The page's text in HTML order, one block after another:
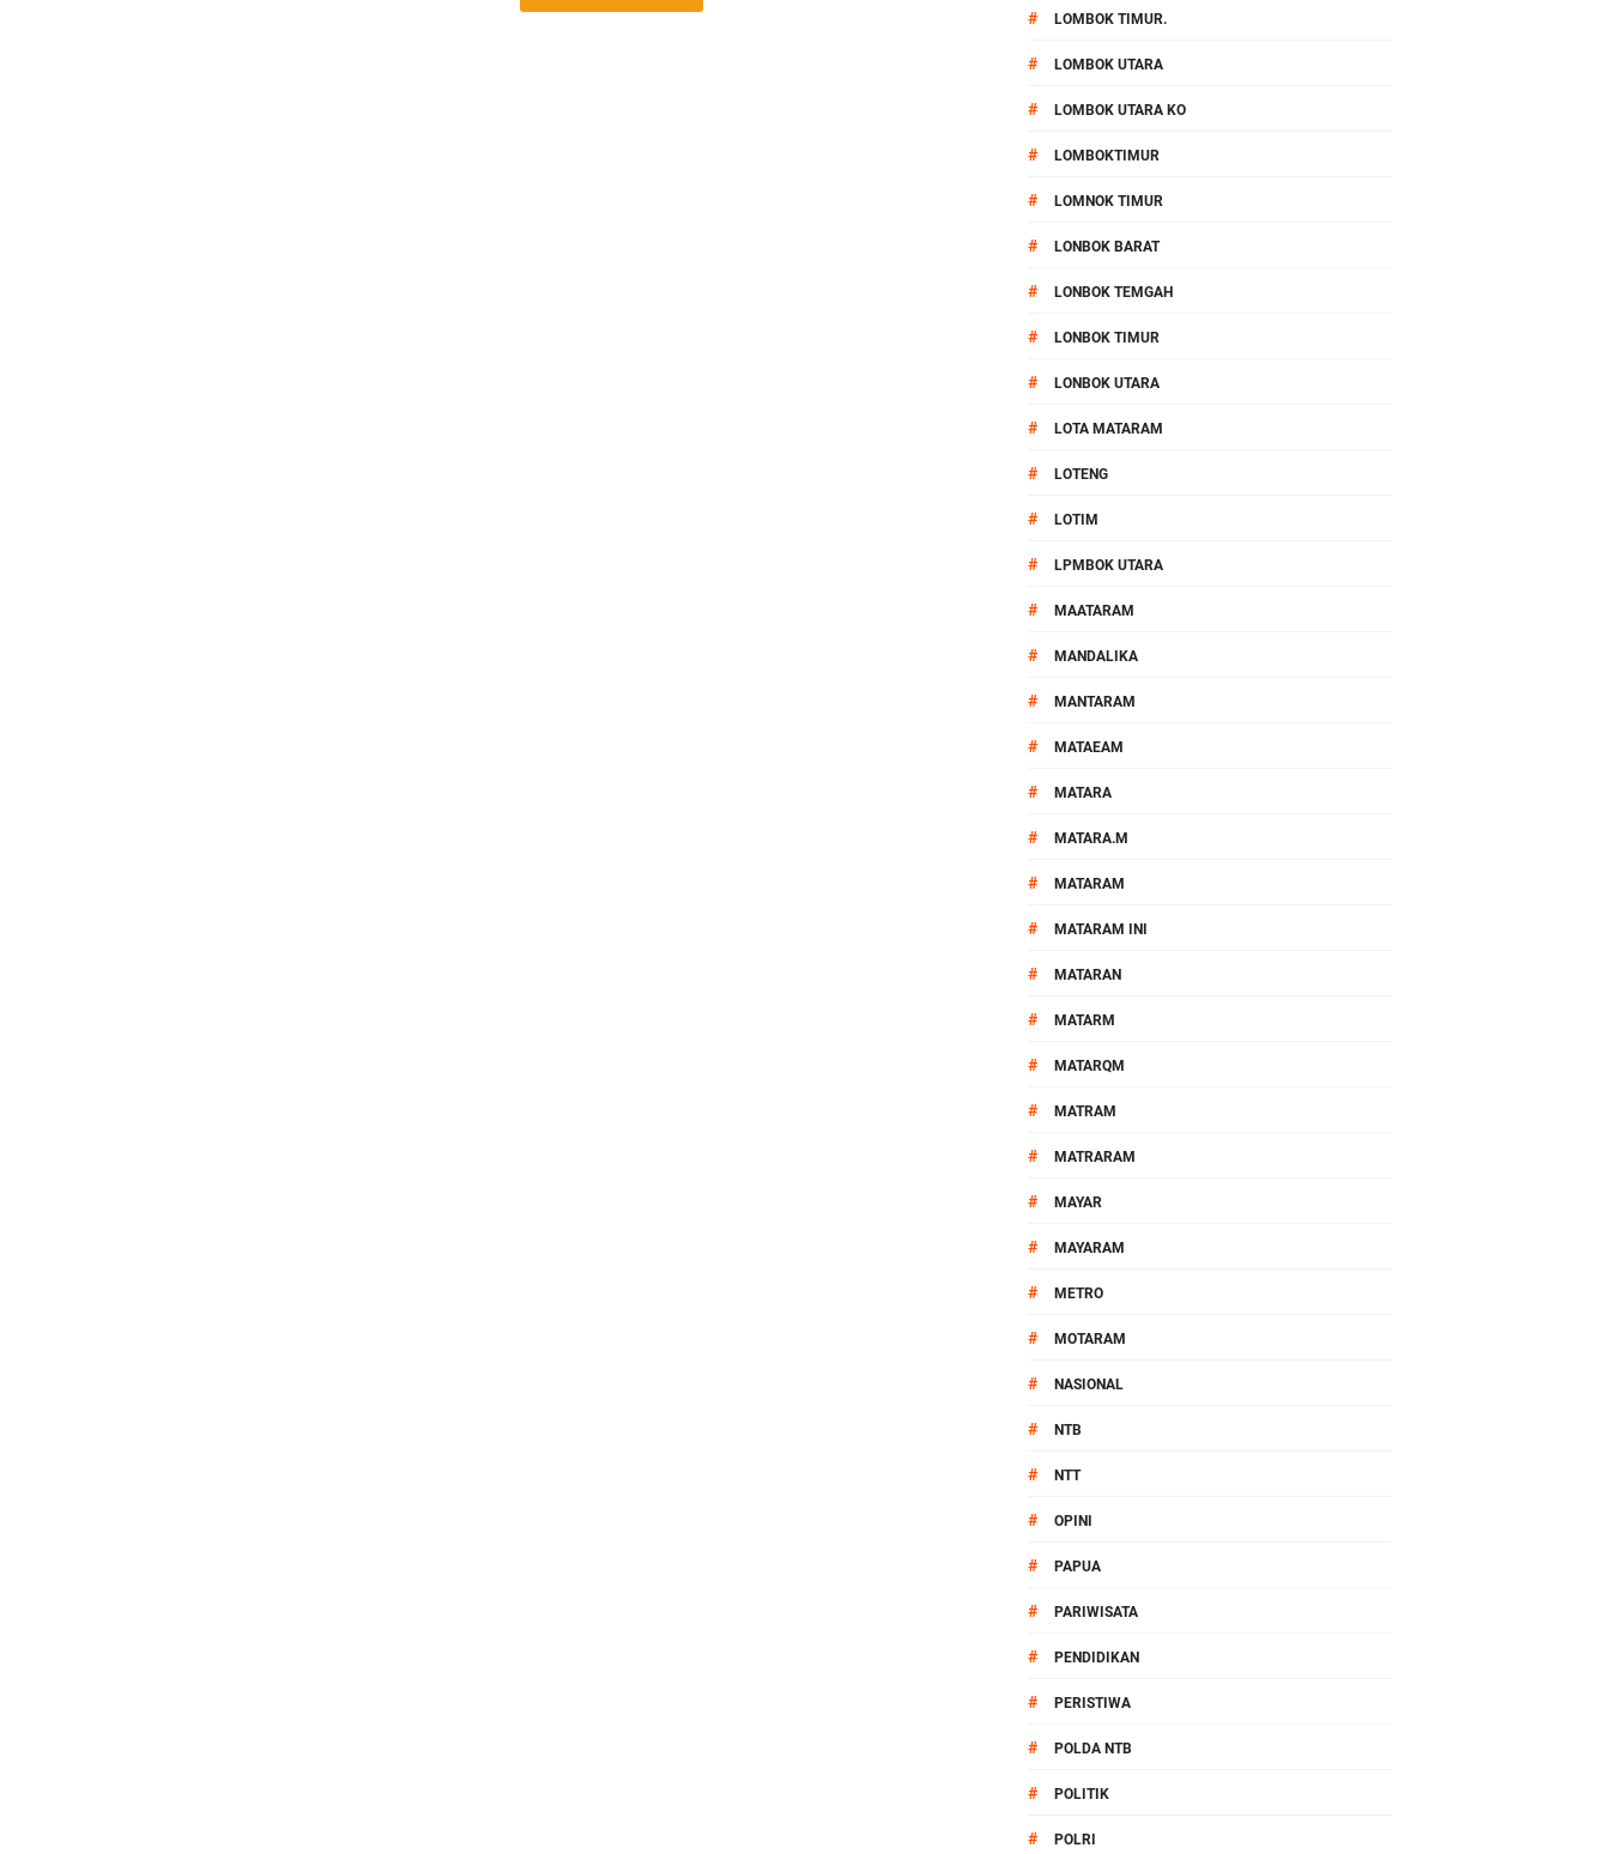
# LOMBOK TIMUR.
# LOMBOK UTARA
# LOMBOK UTARA KO
# LOMBOKTIMUR
# LOMNOK TIMUR
# LONBOK BARAT
# LONBOK TEMGAH
# LONBOK TIMUR
# LONBOK UTARA
# LOTA MATARAM
# LOTENG
# LOTIM
# LPMBOK UTARA
# MAATARAM
# MANDALIKA
# MANTARAM
# MATAEAM
# MATARA
# MATARA.M
# MATARAM
# MATARAM INI
# MATARAN
# MATARM
# MATARQM
# MATRAM
# MATRARAM
# MAYAR
# MAYARAM
# METRO
# MOTARAM
# NASIONAL
# NTB
# NTT
# OPINI
# PAPUA
# PARIWISATA
# PENDIDIKAN
# PERISTIWA
# POLDA NTB
# POLITIK
# POLRI